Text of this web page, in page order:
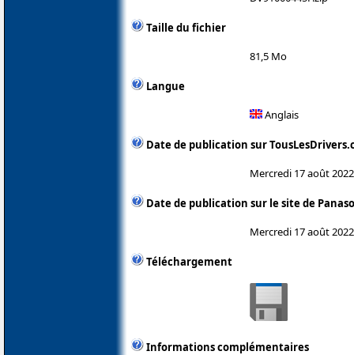
Taille du fichier
81,5 Mo
Langue
Anglais
Date de publication sur
Mercredi 17 août 2022
Date de publication sur le site de
Mercredi 17 août 2022
Téléchargement
Informations complémentaires